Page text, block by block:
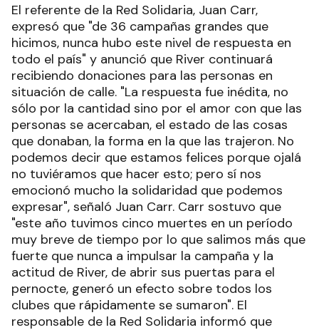
El referente de la Red Solidaria, Juan Carr,
expresó que "de 36 campañas grandes que
hicimos, nunca hubo este nivel de respuesta en
todo el país" y anunció que River continuará
recibiendo donaciones para las personas en
situación de calle. "La respuesta fue inédita, no
sólo por la cantidad sino por el amor con que las
personas se acercaban, el estado de las cosas
que donaban, la forma en la que las trajeron. No
podemos decir que estamos felices porque ojalá
no tuviéramos que hacer esto; pero sí nos
emocionó mucho la solidaridad que podemos
expresar", señaló Juan Carr. Carr sostuvo que
"este año tuvimos cinco muertes en un período
muy breve de tiempo por lo que salimos más que
fuerte que nunca a impulsar la campaña y la
actitud de River, de abrir sus puertas para el
pernocte, generó un efecto sobre todos los
clubes que rápidamente se sumaron". El
responsable de la Red Solidaria informó que